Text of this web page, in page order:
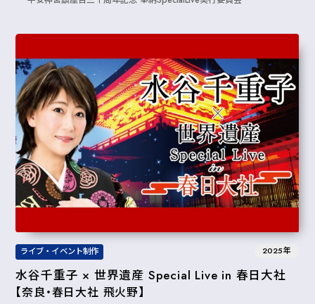
ライブ・イベント制作 2025年
水谷千重子 × 世界遺産 Special Live in 春日大社
【奈良・春日大社 飛火野】